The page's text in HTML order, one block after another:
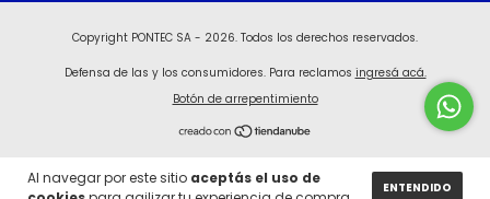
Al navegar por este sitio aceptás el uso de
ENTENDIDO
Copyright PONTEC SA - 2026. Todos los derechos reservados.
Defensa de las y los consumidores. Para reclamos ingresá acá.
Botón de arrepentimiento